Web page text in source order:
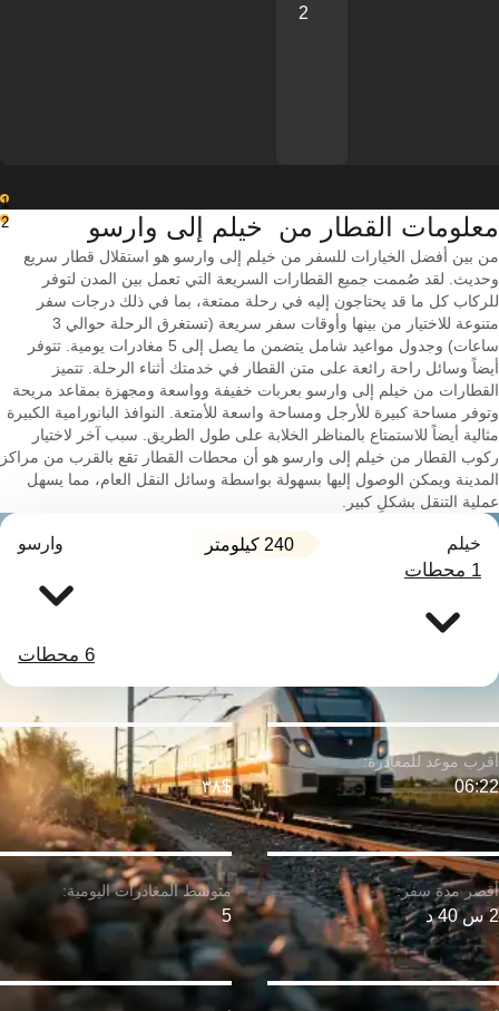
2
1
2
معلومات القطار من ‎ خيلم إلى ‎وارسو
من بين أفضل الخيارات للسفر من خيلم إلى وارسو هو استقلال قطار سريع
وحديث. لقد صُممت جميع القطارات السريعة التي تعمل بين المدن لتوفر
للركاب كل ما قد يحتاجون إليه في رحلة ممتعة، بما في ذلك درجات سفر
متنوعة للاختيار من بينها وأوقات سفر سريعة (تستغرق الرحلة حوالي 3
ساعات) وجدول مواعيد شامل يتضمن ما يصل إلى 5 مغادرات يومية. تتوفر
أيضاً وسائل راحة رائعة على متن القطار في خدمتك أثناء الرحلة. تتميز
القطارات من خيلم إلى وارسو بعربات خفيفة وواسعة ومجهزة بمقاعد مريحة
وتوفر مساحة كبيرة للأرجل ومساحة واسعة للأمتعة. النوافذ البانورامية الكبيرة
مثالية أيضاً للاستمتاع بالمناظر الخلابة على طول الطريق. سبب آخر لاختيار
ركوب القطار من خيلم إلى وارسو هو أن محطات القطار تقع بالقرب من مراكز
المدينة ويمكن الوصول إليها بسهولة بواسطة وسائل النقل العام، مما يسهل
عملية التنقل بشكلٍ كبير.
خيلم 240 كيلومتر وارسو
1 محطات
6 محطات
2 س 40 د
06:22 $٣٨
5